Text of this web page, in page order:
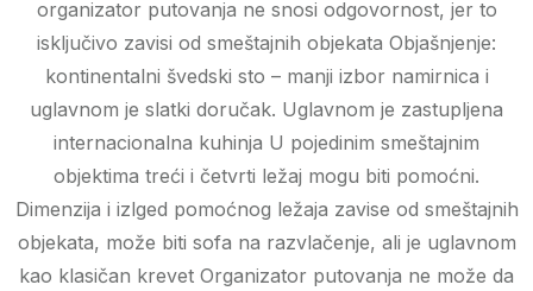
organizator putovanja ne snosi odgovornost, jer to
isključivo zavisi od smeštajnih objekata Objašnjenje:
kontinentalni švedski sto – manji izbor namirnica i
uglavnom je slatki doručak. Uglavnom je zastupljena
internacionalna kuhinja U pojedinim smeštajnim
objektima treći i četvrti ležaj mogu biti pomoćni.
Dimenzija i izlged pomoćnog ležaja zavise od smeštajnih
objekata, može biti sofa na razvlačenje, ali je uglavnom
kao klasičan krevet Organizator putovanja ne može da